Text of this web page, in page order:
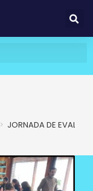
> JORNADA DE